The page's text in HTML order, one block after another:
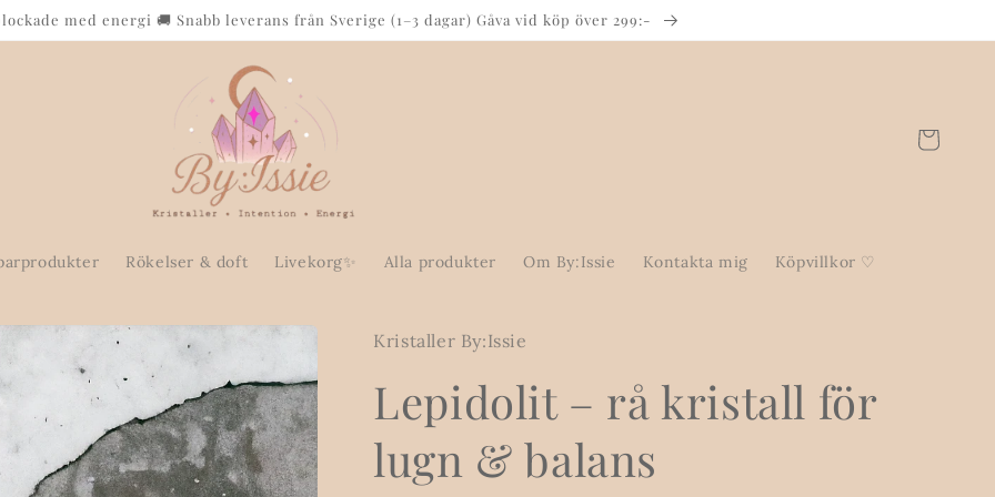
med energi 🚚 Snabb leverans från Sverige (1–3 dagar) Gåva vid köp över 299:-
Rökelser & doft Livekorg✨ Alla produkter Om By:Issie Kontakta mig Köpvillkor ♡
Varukorg
Kristaller By:Issie
Lepidolit – rå kristall för
lugn & balans